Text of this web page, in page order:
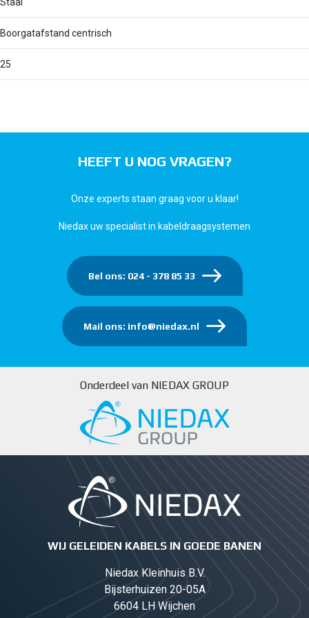
Boorgatafstand centrisch
25
HEEFT U NOG VRAGEN?
Onze experts staan graag voor u klaar!
Niedax uw specialist in kabeldraagsystemen
Bel ons: 024 - 378 85 33
Mail ons: info@niedax.nl
Onderdeel van NIEDAX GROUP
WIJ GELEIDEN KABELS IN GOEDE BANEN
Niedax Kleinhuis B.V.
Bijsterhuizen 20-05A
6604 LH Wijchen